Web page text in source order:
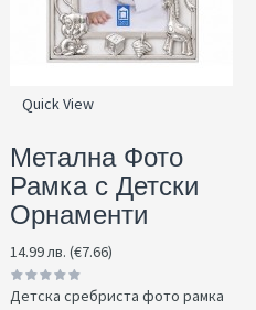
Quick View
Метална Фото
Рамка с Детски
Орнаменти
14.99 лв. (€7.66)
Детска сребриста фото рамка